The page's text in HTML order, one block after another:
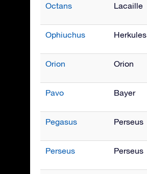
Octans Lacaille
Ophiuchus Herkules
Orion Orion
Pavo Bayer
Pegasus Perseus
Perseus Perseus